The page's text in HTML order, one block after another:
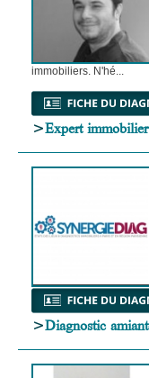
immobiliers. N'hé...
>Expert
>Diagnostic